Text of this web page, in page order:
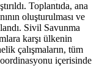
Toplantıda, ana
oluşturulması ve
Sivil Savunma
karşı ülkenin
çalışmaların, tüm
içerisinde